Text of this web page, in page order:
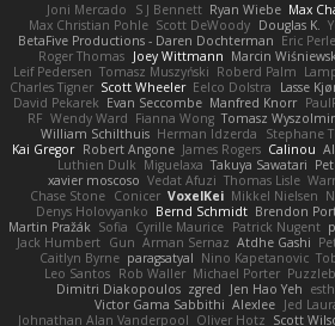
Joni Mercado S J Bennett Ryan Wiebe Max
Max Christian Pohle Scott DeWoody Douglas K.
BetaFive Productions - Daren Dochterman Eric
Roger Thomas Joey Wittmann Marcin
Leif Pedersen Tomasz Muszyński Roberd Palm
Charles Tigner Scott Wheeler Eelco Dolstra Lasse
David Pekarek Evan Seccombe Manfred Knorr
RF Wendy Ward Fianna Wong Tomasz
William Schilthuis Herman Idzerda Stephane
Kai Gregor Robert Angone James Rogers Calinou
Luthien Dulk Miguelaxa Takuya Sawatari
xavier moscoso Vedat Afuzi Thomas Lisle
Chase Stone Conicer VoxelKei Mikkel Nielsen
Denys Holovyanko Bernd Schmidt Brendon
Martin Pražák Sofia Cyrille Maurice Patrick Nugent
Jack Humbert Gun Arman Sernaz Atdhe Gashi
Caitlyn Byrne paragsatyal Nino Kapetanovic
Leo Santos Rob Waller Michael Porter
Dimitri Diakopoulos zgred Jen Hao Yeh
Victor Gama Sabbithi Alexlee Jed
Johnathan Alan Vanderpool Oliver Hotz Scott